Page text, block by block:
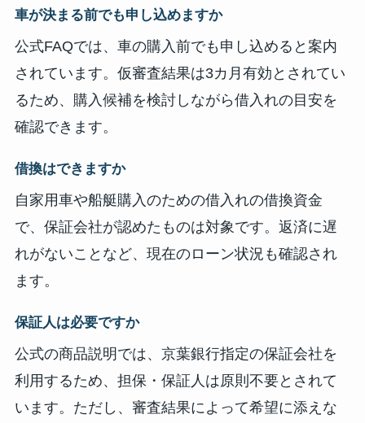
車が決まる前でも申し込めますか
公式FAQでは、車の購入前でも申し込めると案内
されています。仮審査結果は3カ月有効とされてい
るため、購入候補を検討しながら借入れの目安を
確認できます。
借換はできますか
自家用車や船艇購入のための借入れの借換資金
で、保証会社が認めたものは対象です。返済に遅
れがないことなど、現在のローン状況も確認され
ます。
保証人は必要ですか
公式の商品説明では、京葉銀行指定の保証会社を
利用するため、担保・保証人は原則不要とされて
います。ただし、審査結果によって希望に添えな